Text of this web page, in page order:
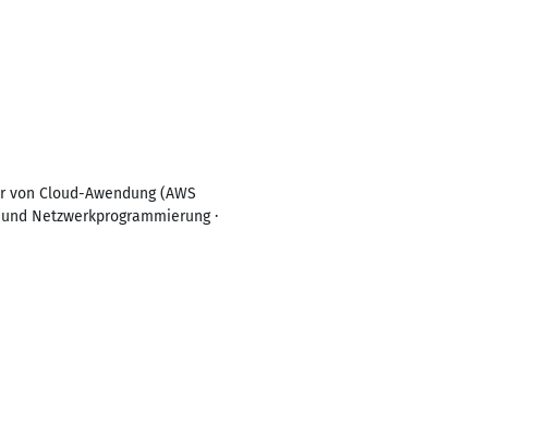
Cloud-Awendung (AWS
Netzwerkprogrammierung ·